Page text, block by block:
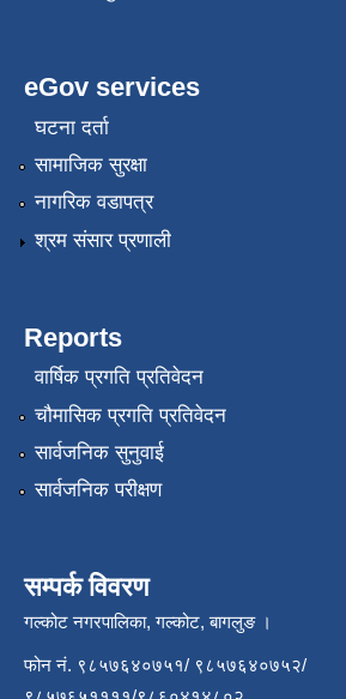
eGov services
घटना दर्ता
सामाजिक सुरक्षा
नागरिक वडापत्र
श्रम संसार प्रणाली
Reports
वार्षिक प्रगति प्रतिवेदन
चौमासिक प्रगति प्रतिवेदन
सार्वजनिक सुनुवाई
सार्वजनिक परीक्षण
सम्पर्क विवरण
गल्कोट नगरपालिका, गल्कोट, बागलुङ ।
फोन नं. ९८५७६४०७५१/ ९८५७६४०७५२/